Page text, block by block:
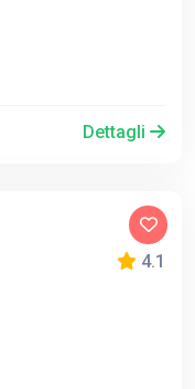
Dettagli
4.1